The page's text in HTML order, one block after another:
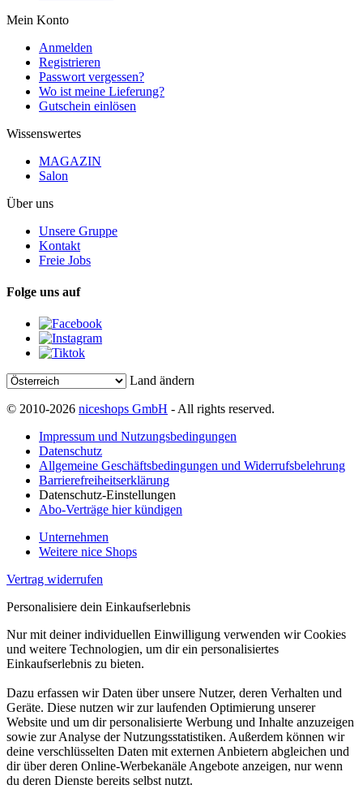
Mein Konto
Anmelden
Registrieren
Passwort vergessen?
Wo ist meine Lieferung?
Gutschein einlösen
Wissenswertes
MAGAZIN
Salon
Über uns
Unsere Gruppe
Kontakt
Freie Jobs
Folge uns auf
Land ändern
© 2010-2026 niceshops GmbH - All rights reserved.
Impressum und Nutzungsbedingungen
Datenschutz
Allgemeine Geschäftsbedingungen und Widerrufsbelehrung
Barrierefreiheitserklärung
Datenschutz-Einstellungen
Abo-Verträge hier kündigen
Unternehmen
Weitere nice Shops
Vertrag widerrufen
Personalisiere dein Einkaufserlebnis
Nur mit deiner individuellen Einwilligung verwenden wir Cookies
und weitere Technologien, um dir ein personalisiertes
Einkaufserlebnis zu bieten.
Dazu erfassen wir Daten über unsere Nutzer, deren Verhalten und
Geräte. Diese nutzen wir zur laufenden Optimierung unserer
Website und um dir personalisierte Werbung und Inhalte anzuzeigen
sowie zur Analyse der Nutzungsstatistiken. Außerdem können wir
deine verschlüsselten Daten mit externen Anbietern abgleichen und
dir über deren Online-Werbekanäle Angebote anzeigen, nur wenn
du deren Dienste bereits selbst nutzt.